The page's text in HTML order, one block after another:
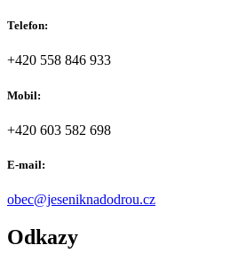
Telefon:
+420 558 846 933
Mobil:
+420 603 582 698
E-mail:
obec@jeseniknadodrou.cz
Odkazy